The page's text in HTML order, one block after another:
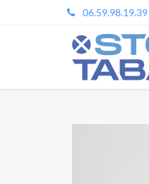
06.59.98.19.39